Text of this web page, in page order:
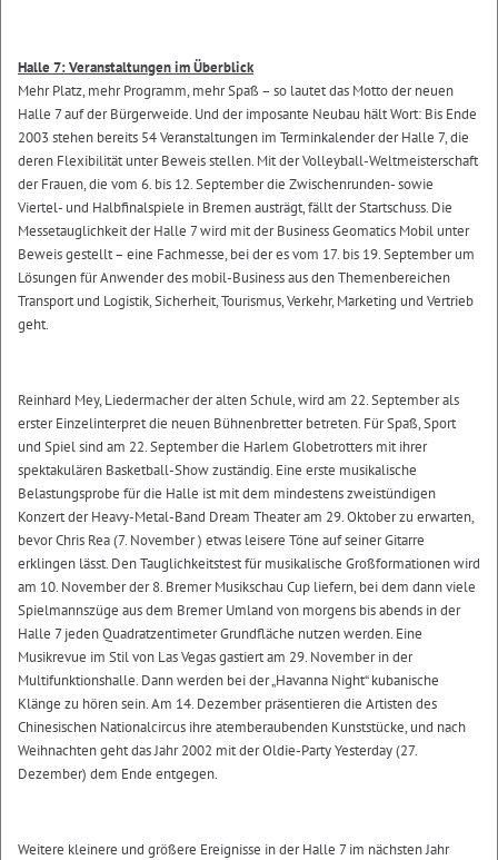
Halle 7: Veranstaltungen im Überblick
Mehr Platz, mehr Programm, mehr Spaß – so lautet das Motto der neuen
Halle 7 auf der Bürgerweide. Und der imposante Neubau hält Wort: Bis Ende
2003 stehen bereits 54 Veranstaltungen im Terminkalender der Halle 7, die
deren Flexibilität unter Beweis stellen. Mit der Volleyball-Weltmeisterschaft
der Frauen, die vom 6. bis 12. September die Zwischenrunden- sowie
Viertel- und Halbfinalspiele in Bremen austrägt, fällt der Startschuss. Die
Messetauglichkeit der Halle 7 wird mit der Business Geomatics Mobil unter
Beweis gestellt – eine Fachmesse, bei der es vom 17. bis 19. September um
Lösungen für Anwender des mobil-Business aus den Themenbereichen
Transport und Logistik, Sicherheit, Tourismus, Verkehr, Marketing und Vertrieb
geht.
Reinhard Mey, Liedermacher der alten Schule, wird am 22. September als
erster Einzelinterpret die neuen Bühnenbretter betreten. Für Spaß, Sport
und Spiel sind am 22. September die Harlem Globetrotters mit ihrer
spektakulären Basketball-Show zuständig. Eine erste musikalische
Belastungsprobe für die Halle ist mit dem mindestens zweistündigen
Konzert der Heavy-Metal-Band Dream Theater am 29. Oktober zu erwarten,
bevor Chris Rea (7. November ) etwas leisere Töne auf seiner Gitarre
erklingen lässt. Den Tauglichkeitstest für musikalische Großformationen wird
am 10. November der 8. Bremer Musikschau Cup liefern, bei dem dann viele
Spielmannszüge aus dem Bremer Umland von morgens bis abends in der
Halle 7 jeden Quadratzentimeter Grundfläche nutzen werden. Eine
Musikrevue im Stil von Las Vegas gastiert am 29. November in der
Multifunktionshalle. Dann werden bei der „Havanna Night“ kubanische
Klänge zu hören sein. Am 14. Dezember präsentieren die Artisten des
Chinesischen Nationalcircus ihre atemberaubenden Kunststücke, und nach
Weihnachten geht das Jahr 2002 mit der Oldie-Party Yesterday (27.
Dezember) dem Ende entgegen.
Weitere kleinere und größere Ereignisse in der Halle 7 im nächsten Jahr